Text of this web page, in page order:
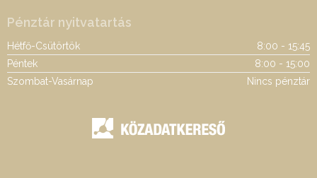
Pénztár nyitvatartás
Hétfő-Csütörtök
8:00 - 15:45
Péntek
8:00 - 15:00
Szombat-Vasárnap
Nincs pénztár